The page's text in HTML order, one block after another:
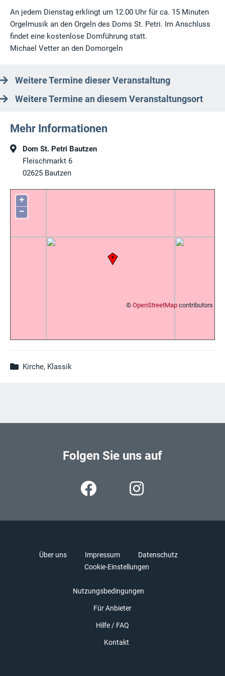
An jedem Dienstag erklingt um 12.00 Uhr für ca. 15 Minuten
Orgelmusik an den Orgeln des Doms St. Petri. Im Anschluss
findet eine kostenlose Domführung statt.
Michael Vetter an den Domorgeln
Weitere Termine dieser Veranstaltung
Weitere Termine an diesem Veranstaltungsort
Mehr Informationen
Dom St. Petri Bautzen
Fleischmarkt 6
02625 Bautzen
+
−
© OpenStreetMap contributors
Kirche, Klassik
Folgen Sie uns auf
Über uns Impressum
Datenschutz
Cookie-Einstellungen
Nutzungsbedingungen
Für Anbieter
Hilfe / FAQ
Kontakt